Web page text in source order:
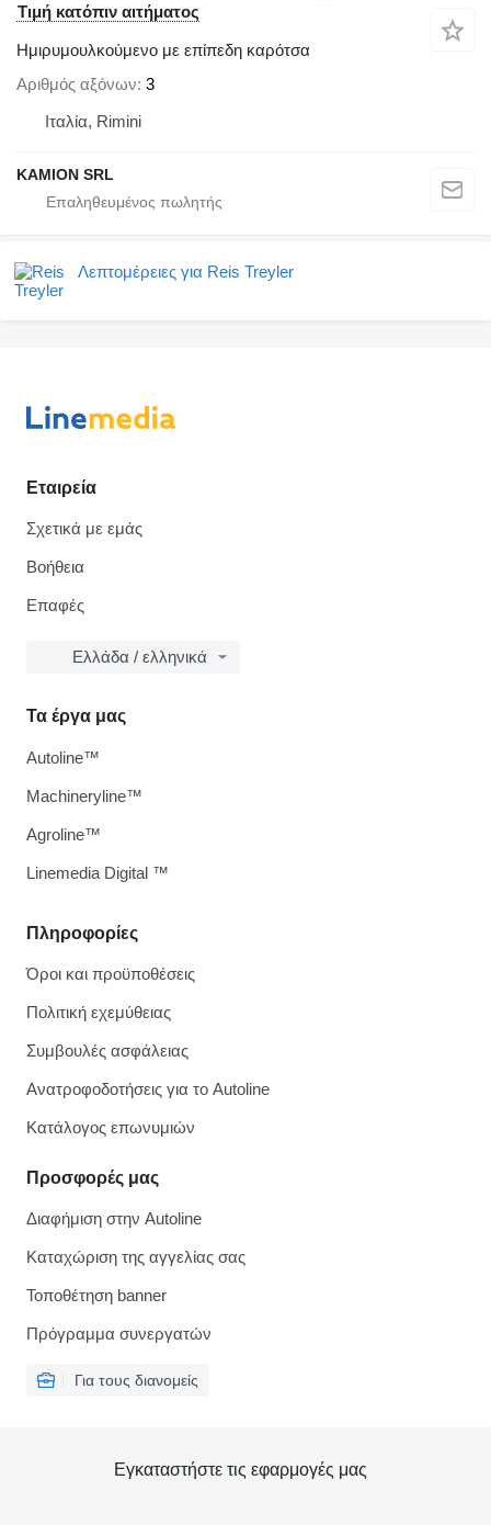
Τιμή κατόπιν αιτήματος
Ημιρυμουλκούμενο με επίπεδη καρότσα
Αριθμός αξόνων 3
Ιταλία, Rimini
KAMION SRL
Λεπτομέρειες για Reis Treyler
Εταιρεία
Σχετικά με εμάς
Βοήθεια
Επαφές
Ελλάδα / ελληνικά
Πληροφορίες
Όροι και προϋποθέσεις
Πολιτική εχεμύθειας
Συμβουλές ασφάλειας
Ανατροφοδοτήσεις για το Autoline
Κατάλογος επωνυμιών
Προσφορές μας
Διαφήμιση στην Autoline
Καταχώριση της αγγελίας σας
Τοποθέτηση banner
Πρόγραμμα συνεργατών
Για τους διανομείς
Τα έργα μας
Autoline™
Machineryline™
Agroline™
Linemedia Digital ™
Εγκαταστήστε τις εφαρμογές μας